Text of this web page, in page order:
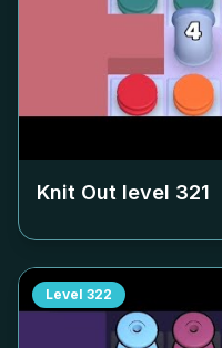
Knit Out level 321
Level 322